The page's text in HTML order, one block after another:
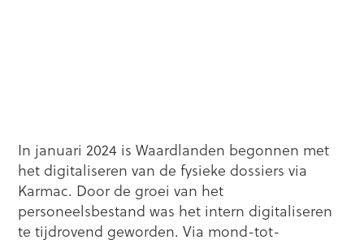
In januari 2024 is Waardlanden begonnen met
het digitaliseren van de fysieke dossiers via
Karmac. Door de groei van het
personeelsbestand was het intern digitaliseren
te tijdrovend geworden. Via mond-tot-